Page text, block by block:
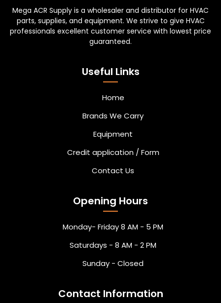
Mega ACR Supply is a wholesaler and distributor for HVAC
parts, supplies, and equipment. We strive to give HVAC
professionals excellent customer service with lowest price
guaranteed.
Useful Links
Home
Brands We Carry
Equipment
Credit application / Form
Contact Us
Opening Hours
Monday- Friday 8 AM - 5 PM
Saturdays - 8 AM - 2 PM
Sunday - Closed
Contact Information